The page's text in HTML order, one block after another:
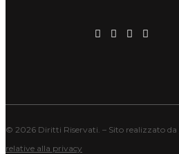
© 2026 Diritti Riservati. – Sito realizzato da
relative alla privacy